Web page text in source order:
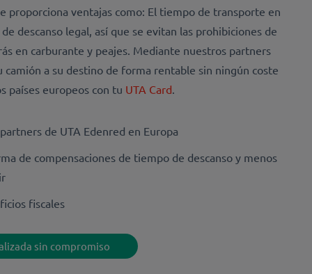
proporciona ventajas como: El tiempo de transporte en
descanso legal, así que se evitan las prohibiciones de
en carburante y peajes. Mediante nuestros partners
a su destino de forma rentable sin ningún coste
países europeos con tu UTA Card.
de UTA Edenred en Europa
de compensaciones de tiempo de descanso y menos
fiscales
sin compromiso